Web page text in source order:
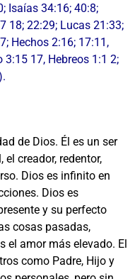
Isaías 34:16; 40:8;
18; 22:29; Lucas 21:33;
Hechos 2:16; 17:11,
17, Hebreos 1:1 2;
de Dios. Él es un ser
creador, redentor,
Dios es infinito en
Dios es
y su perfecto
cosas pasadas,
el amor más elevado. El
como Padre, Hijo y